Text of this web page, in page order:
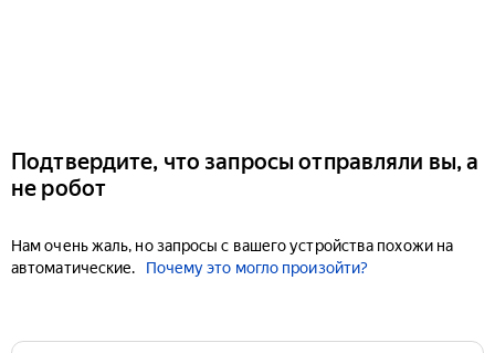
Подтвердите, что запросы отправляли вы, а
не робот
Нам очень жаль, но запросы с вашего устройства похожи на
автоматические.
Почему это могло произойти?